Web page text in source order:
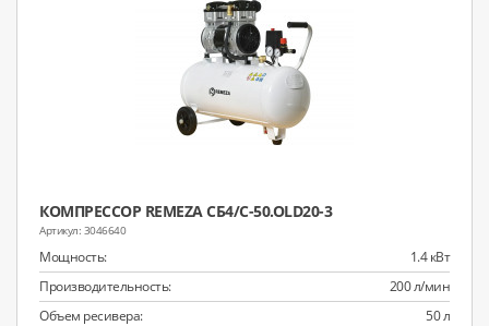
КОМПРЕССОР REMEZA СБ4/C-50.OLD20-3
3046640
Мощность:
1.4 кВт
Производительность:
200 л/мин
Объем ресивера:
50 л